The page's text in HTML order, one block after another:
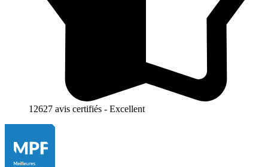
12627 avis certifiés - Excellent